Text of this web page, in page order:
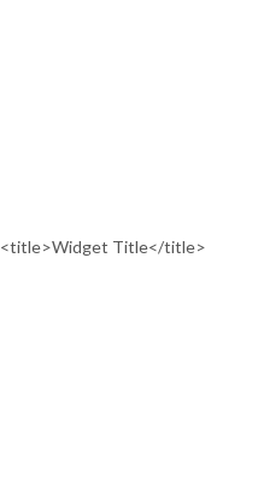
<title>Widget Title</title>